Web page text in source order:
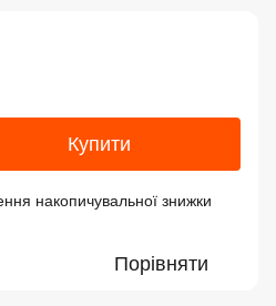
Купити
накопичувальної знижки
Порівняти